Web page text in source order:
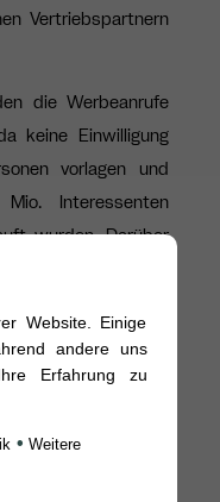
Vertriebspartnern
die Werbeanrufe
keine Einwilligung
vorlagen und
Interessenten
wurden. Darüber
technischen
festgestellt, auch
Italia im Bereich
hinsichtlich der
von Datenpannen
Website. Einige
andere uns
Erfahrung zu
• Weitere